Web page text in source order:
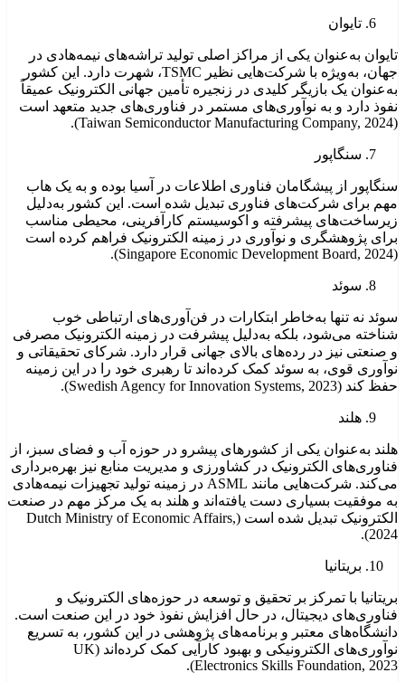
تایوان
تایوان به‌عنوان یکی از مراکز اصلی تولید تراشه‌های نیمه‌هادی در
جهان، به‌ویژه با شرکت‌هایی نظیر TSMC، شهرت دارد. این کشور
به‌عنوان یک بازیگر کلیدی در زنجیره تأمین جهانی الکترونیک عمیقاً
نفوذ دارد و به نوآوری‌های مستمر در فناوری‌های جدید متعهد است
(Taiwan Semiconductor Manufacturing Company, 2024).
سنگاپور
سنگاپور از پیشگامان فناوری اطلاعات در آسیا بوده و به یک هاب
مهم برای شرکت‌های فناوری تبدیل شده است. این کشور به‌دلیل
زیرساخت‌های پیشرفته و اکوسیستم کارآفرینی، محیطی مناسب
برای پژوهشگری و نوآوری در زمینه الکترونیک فراهم کرده است
(Singapore Economic Development Board, 2024).
سوئد
سوئد نه تنها به‌خاطر ابتکارات در فن‌آوری‌های ارتباطی خوب
شناخته می‌شود، بلکه به‌دلیل پیشرفت در زمینه الکترونیک مصرفی
و صنعتی نیز در رده‌های بالای جهانی قرار دارد. شرکای تحقیقاتی و
نوآوری قوی، به سوئد کمک کرده‌اند تا رهبری خود را در این زمینه
حفظ کند (Swedish Agency for Innovation Systems, 2023).
هلند
هلند به‌عنوان یکی از کشورهای پیشرو در حوزه آب و فضای سبز، از
فناوری‌های الکترونیک در کشاورزی و مدیریت منابع نیز بهره‌برداری
می‌کند. شرکت‌هایی مانند ASML در زمینه تولید تجهیزات نیمه‌هادی
به موفقیت بسیاری دست یافته‌اند و هلند به یک مرکز مهم در صنعت
الکترونیک تبدیل شده است (Dutch Ministry of Economic Affairs,
2024).
بریتانیا
بریتانیا با تمرکز بر تحقیق و توسعه در حوزه‌های الکترونیک و
فناوری‌های دیجیتال، در حال افزایش نفوذ خود در این صنعت است.
دانشگاه‌های معتبر و برنامه‌های پژوهشی در این کشور، به تسریع
نوآوری‌های الکترونیکی و بهبود کارآیی کمک کرده‌اند (UK
Electronics Skills Foundation, 2023).